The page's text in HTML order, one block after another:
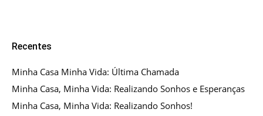
Recentes
Minha Casa Minha Vida: Última Chamada
Minha Casa, Minha Vida: Realizando Sonhos e Esperanças
Minha Casa, Minha Vida: Realizando Sonhos!